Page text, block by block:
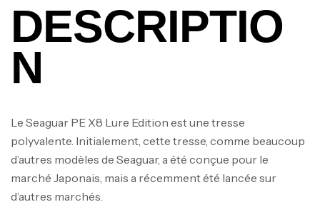
DESCRIPTIO
N
Le Seaguar PE X8 Lure Edition est une tresse
polyvalente. Initialement, cette tresse, comme beaucoup
d’autres modèles de Seaguar, a été conçue pour le
marché Japonais, mais a récemment été lancée sur
d’autres marchés.